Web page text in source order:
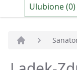
Ulubione (0)